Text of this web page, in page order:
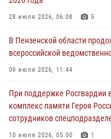
Сотрудники пензенского
сборов «Гвардеец» с
В Пензе сотрудники
дезориентированному
В Пензе при силовой
деятельность ОПГ,
(видео)
28 июля 2026, 06:08 5
В Пензенской области
всероссийской
09 июля 2026, 11:44
При поддержке Росгвардии
комплекс памяти Героя
сотрудников
10 июля 2026, 05:00 1